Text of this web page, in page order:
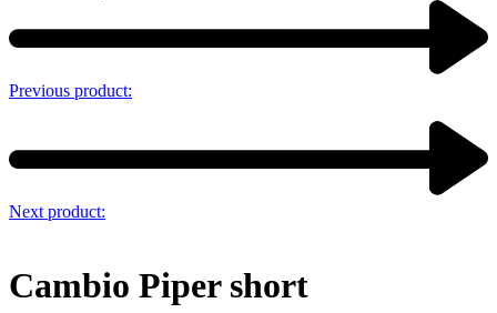
Previous product:
Next product:
Cambio Piper short